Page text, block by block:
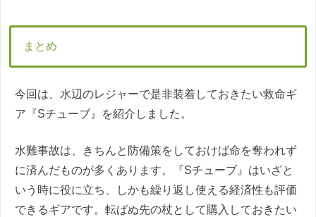
まとめ
今回は、水辺のレジャーで是非装着しておきたい救命ギ
ア『Sチューブ』を紹介しました。
水難事故は、きちんと防備策をしておけば命を奪われず
に済んだものが多くあります。『Sチューブ』はいざと
いう時に役に立ち、しかも繰り返し使える経済性も評価
できるギアです。転ばぬ先の杖として購入しておきたい